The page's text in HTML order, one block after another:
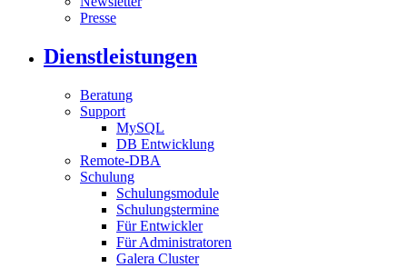
Presse
Dienstleistungen
Beratung
Support
MySQL
DB Entwicklung
Remote-DBA
Schulung
Schulungsmodule
Schulungstermine
Für Entwickler
Für Administratoren
Galera Cluster